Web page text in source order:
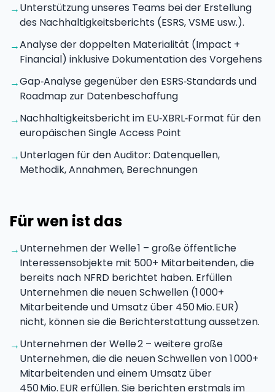
→Unterstützung unseres Teams bei der Erstellung
des Nachhaltigkeitsberichts (ESRS, VSME usw.).
→Analyse der doppelten Materialität (Impact +
Financial) inklusive Dokumentation des Vorgehens
→Gap‑Analyse gegenüber den ESRS‑Standards und
Roadmap zur Datenbeschaffung
→Nachhaltigkeitsbericht im EU‑XBRL‑Format für den
europäischen Single Access Point
→Unterlagen für den Auditor: Datenquellen,
Methodik, Annahmen, Berechnungen
Für wen ist das
→Unternehmen der Welle 1 – große öffentliche
Interessensobjekte mit 500+ Mitarbeitenden, die
bereits nach NFRD berichtet haben. Erfüllen
Unternehmen die neuen Schwellen (1 000+
Mitarbeitende und Umsatz über 450 Mio. EUR)
nicht, können sie die Berichterstattung aussetzen.
→Unternehmen der Welle 2 – weitere große
Unternehmen, die die neuen Schwellen von 1 000+
Mitarbeitenden und einem Umsatz über
450 Mio. EUR erfüllen. Sie berichten erstmals im